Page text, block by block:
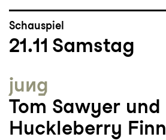
Schauspiel
21.11 Samstag
jung
Tom Sawyer und
Huckleberry Finn